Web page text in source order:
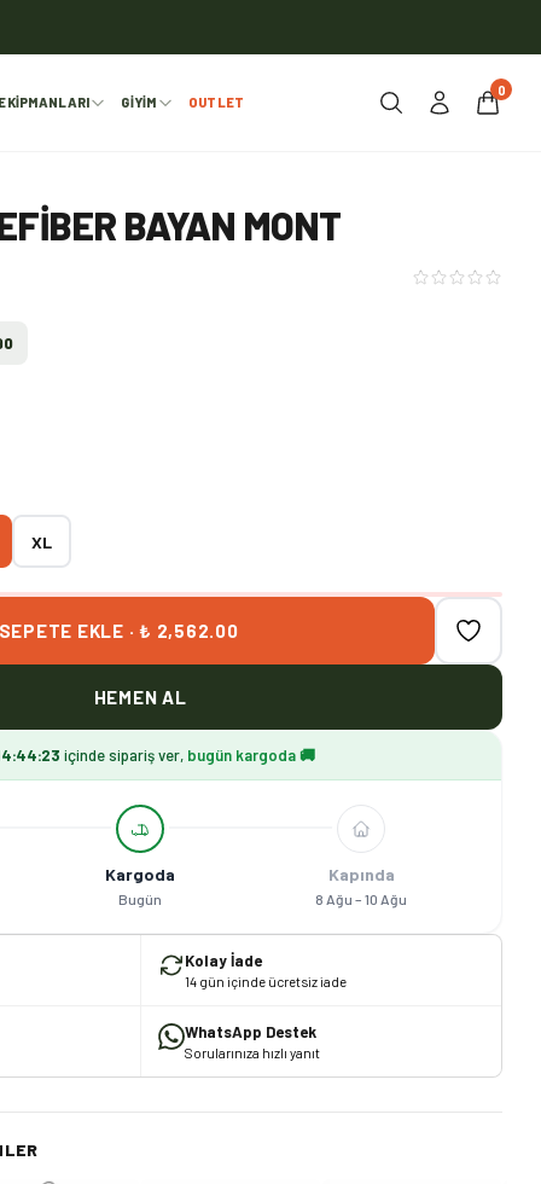
GIYIM OUTLET
0
BAYAN MONT
XL
SEPETE EKLE · ₺ 2,562.00
HEMEN AL
:44:22 içinde sipariş ver, bugün kargoda 🚚
Kargoda
Bugün
Kapında
8 Ağu – 10 Ağu
Kolay İade
14 gün içinde ücretsiz iade
WhatsApp Destek
Sorularınıza hızlı yanıt